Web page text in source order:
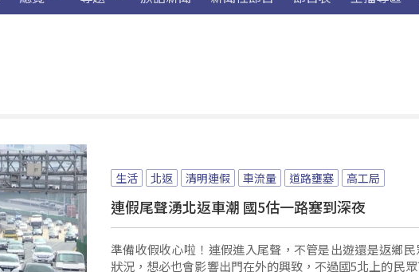
生活 北返 清明連假 車流量 道路壅塞 高工局
連假尾聲湧北返車潮 國5估一路塞到深夜
準備收假收心啦！連假進入尾聲，不管是出遊還是返鄉
狀況，想必也會影響出門在外的興致，不過國5北上的民